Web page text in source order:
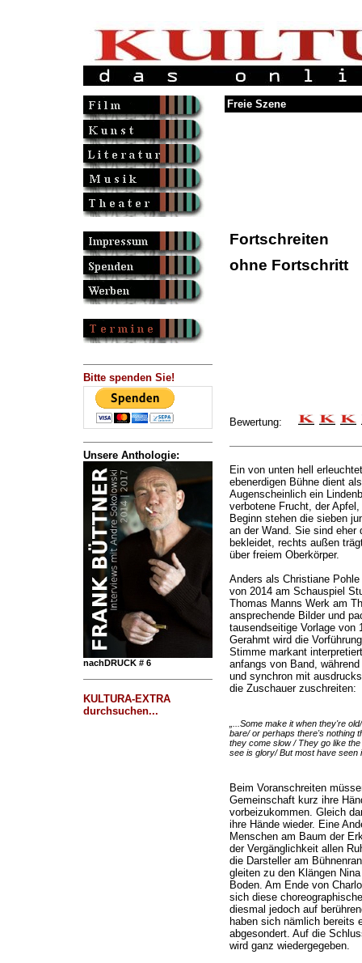
Bitte spenden Sie!
Unsere Anthologie:
nachDRUCK # 6
KULTURA-EXTRA
durchsuchen...
Freie Szene
Fortschreiten
ohne Fortschritt
Bewertung:
Ein von unten hell
ebenerdigen Bühne dient
Augenscheinlich ein
verbotene Frucht, der
Beginn stehen die sieben
an der Wand. Sie sind eher
bekleidet, rechts außen
über freiem Oberkörper.
Anders als Christiane
von 2014 am Schauspiel
Thomas Manns Werk am
ansprechende Bilder und
tausendseitige Vorlage von
Gerahmt wird die
Stimme markant
anfangs von Band,
und synchron mit
die Zuschauer zuschreiten:
„...Some make it when they're
bare/ or perhaps there's nothing
they come slow / They go like
see is glory/ But most have seen
Beim Voranschreiten
Gemeinschaft kurz ihre
vorbeizukommen. Gleich
ihre Hände wieder. Eine
Menschen am Baum der
der Vergänglichkeit allen
die Darsteller am
gleiten zu den Klängen
Boden. Am Ende von
sich diese
diesmal jedoch auf
haben sich nämlich bereits
abgesondert. Auf die
wird ganz wiedergegeben.